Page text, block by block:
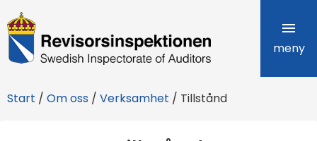
R
e
i
meny
Start / Om oss / Verksamhet / Tillstånd